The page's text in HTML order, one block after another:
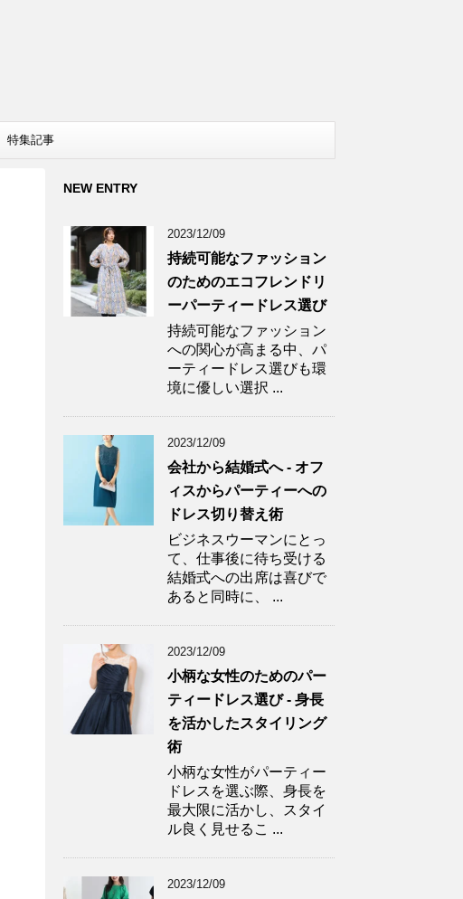
特集記事
NEW ENTRY
2023/12/09
持続可能なファッション
のためのエコフレンドリ
ーパーティードレス選び
持続可能なファッション
への関心が高まる中、パ
ーティードレス選びも環
境に優しい選択 ...
2023/12/09
会社から結婚式へ - オフ
ィスからパーティーへの
ドレス切り替え術
ビジネスウーマンにとっ
て、仕事後に待ち受ける
結婚式への出席は喜びで
あると同時に、 ...
2023/12/09
小柄な女性のためのパー
ティードレス選び - 身長
を活かしたスタイリング
術
小柄な女性がパーティー
ドレスを選ぶ際、身長を
最大限に活かし、スタイ
ル良く見せるこ ...
2023/12/09